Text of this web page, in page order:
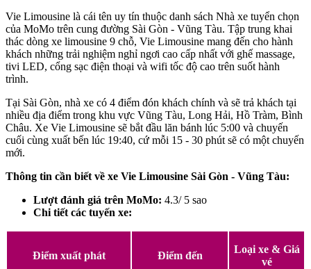
Vie Limousine là cái tên uy tín thuộc danh sách Nhà xe tuyển chọn
của MoMo trên cung đường Sài Gòn - Vũng Tàu. Tập trung khai
thác dòng xe limousine 9 chỗ, Vie Limousine mang đến cho hành
khách những trải nghiệm nghỉ ngơi cao cấp nhất với ghế massage,
tivi LED, cổng sạc điện thoại và wifi tốc độ cao trên suốt hành
trình.
Tại Sài Gòn, nhà xe có 4 điểm đón khách chính và sẽ trả khách tại
nhiều địa điểm trong khu vực Vũng Tàu, Long Hải, Hồ Tràm, Bình
Châu. Xe Vie Limousine sẽ bắt đầu lăn bánh lúc 5:00 và chuyến
cuối cùng xuất bến lúc 19:40, cứ mỗi 15 - 30 phút sẽ có một chuyến
mới.
Thông tin cần biết về xe Vie Limousine Sài Gòn - Vũng Tàu:
Lượt đánh giá trên MoMo: 4.3/ 5 sao
Chi tiết các tuyến xe:
Điểm xuất phát Điểm đến
Loại xe & Giá
vé